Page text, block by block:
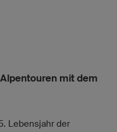
mit dem
Lebensjahr der